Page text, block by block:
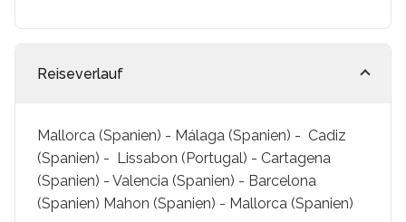
Reiseverlauf
Mallorca (Spanien) - Málaga (Spanien) - Cadiz
(Spanien) - Lissabon (Portugal) - Cartagena
(Spanien) - Valencia (Spanien) - Barcelona
(Spanien) Mahon (Spanien) - Mallorca (Spanien)